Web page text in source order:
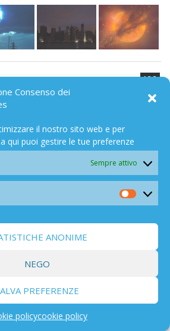
Consenso dei
il nostro sito web e per
qui puoi gestire le tue preferenze
Sempre attivo
ANONIME
NEGO
PREFERENZE
policycookie policy
168
44
521